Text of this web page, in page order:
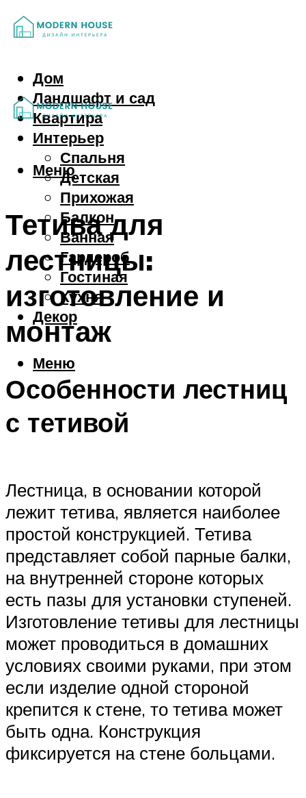
Дом
Ландшафт и сад
Квартира
Интерьер
Спальня
Детская
Прихожая
Балкон
Ванная
Гардероб
Гостиная
Кухня
Декор
Меню
Меню
Тетива для
лестницы:
изготовление и
монтаж
Особенности лестниц
с тетивой
Лестница, в основании которой
лежит тетива, является наиболее
простой конструкцией. Тетива
представляет собой парные балки,
на внутренней стороне которых
есть пазы для установки ступеней.
Изготовление тетивы для лестницы
может проводиться в домашних
условиях своими руками, при этом
если изделие одной стороной
крепится к стене, то тетива может
быть одна. Конструкция
фиксируется на стене больцами.